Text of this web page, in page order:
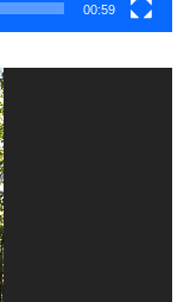
00:59